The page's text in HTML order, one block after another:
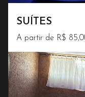
SUÍTES
A partir de R$